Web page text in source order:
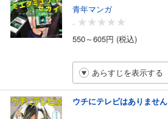
青年マンガ
-
550～605円 (税込)
あらすじを表示する
ウチにテレビはありません